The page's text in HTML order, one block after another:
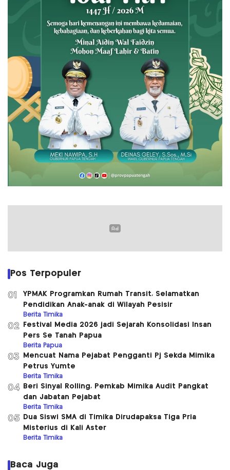
Pos Terpopuler
01
YPMAK Programkan Rumah Transit, Selamatkan
Pendidikan Anak-anak di Wilayah Pesisir
Berita Timika
02
Festival Media 2026 jadi Sejarah Konsolidasi Insan
Pers Se Tanah Papua
Berita Papua
03
Mencuat Nama Pejabat Pengganti Pj Sekda Mimika
Petrus Yumte
Berita Timika
04
Beri Sinyal Rolling, Pemkab Mimika Audit Pangkat
dan Jabatan Pejabat
Berita Timika
05
Dua Siswi SMA di Timika Dirudapaksa Tiga Pria
Misterius di Kali Aster
Berita Timika
Baca Juga